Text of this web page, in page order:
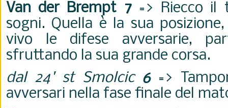
Van der Brempt 7=> Riecco il
sogni. Quella è la sua
vivo le difese avversarie,
sfruttando la sua grande corsa.
dal 24' st Smolcic 6=>
avversari nella fase finale del